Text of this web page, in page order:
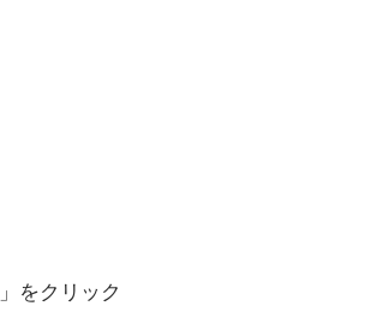
」をクリック